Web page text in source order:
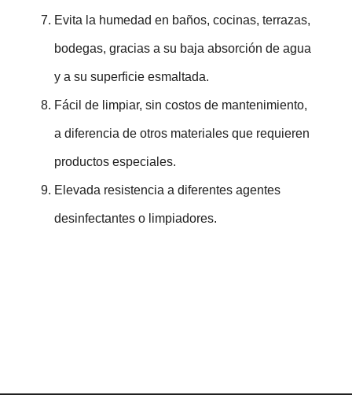
Evita la humedad en baños, cocinas, terrazas,
bodegas, gracias a su baja absorción de agua
y a su superficie esmaltada.
Fácil de limpiar, sin costos de mantenimiento,
a diferencia de otros materiales que requieren
productos especiales.
Elevada resistencia a diferentes agentes
desinfectantes o limpiadores.